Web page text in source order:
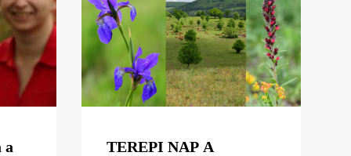
a
TEREPI NAP A